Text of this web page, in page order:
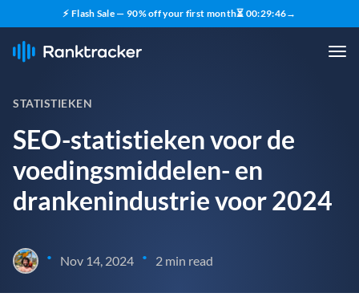
⚡ Flash Sale — 90% off your first month⏳ 00:29:45→
STATISTIEKEN
SEO-statistieken voor de
voedingsmiddelen- en
drankenindustrie voor 2024
• Nov 14, 2024 • 2 min read